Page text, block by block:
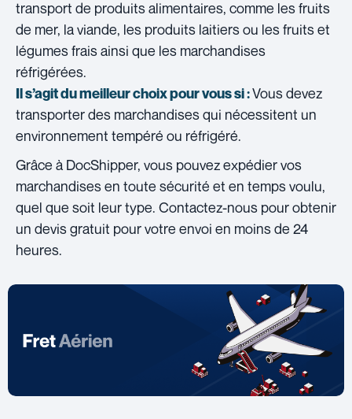
transport de produits alimentaires, comme les fruits
de mer, la viande, les produits laitiers ou les fruits et
légumes frais ainsi que les marchandises
réfrigérées.
Il s’agit du meilleur choix pour vous si :Vous devez
transporter des marchandises qui nécessitent un
environnement tempéré ou réfrigéré.
Grâce à DocShipper, vous pouvez expédier vos
marchandises en toute sécurité et en temps voulu,
quel que soit leur type. Contactez-nous pour obtenir
un devis gratuit pour votre envoi en moins de 24
heures.